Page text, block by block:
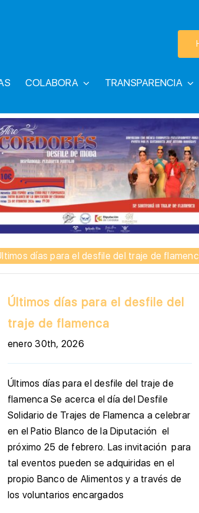
COLABORA TRANSPARENCIA
días para el desfile del traje de
Últimos días para el desfile del
traje de flamenca
enero 30th, 2026
Últimos días para el desfile del traje de
flamenca Se acerca el día del Desfile
Solidario de Trajes de Flamenca a celebrar
en el Patio Blanco de la Diputación el
próximo 25 de febrero. Las invitación para
tal eventos pueden se adquiridas en el
propio Banco de Alimentos y a través de
los voluntarios encargados